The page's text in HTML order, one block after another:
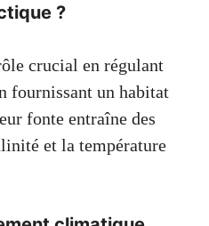
?
crucial en régulant
fournissant un habitat
fonte entraîne des
et la température